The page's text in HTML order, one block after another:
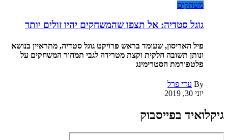
משחקים
גוגל סטדיה: אל תצפו שהמשחקים יהיו זולים יותר
פיל האריסון, שעומד בראש פרויקט גוגל סטדיה, מתראיין בנושא
ונותן תשובה חלקית וקצת מטרידה לגבי תמחור המשחקים על
פלטפורמת הסטרימינג
By עדי פרל
יוני 30, 2019
גיקלואיד בפייסבוק